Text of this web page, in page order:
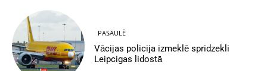
PASAULĒ
Vācijas policija izmeklē spridzekli
Leipcigas lidostā